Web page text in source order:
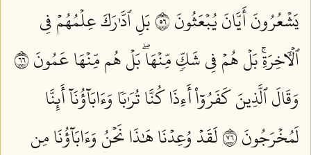
يَشۡعُرُونَ أَيَّانَ يُبۡعَثُونَ ٦٥
بَلِ ٱدَّٰرَكَ عِلۡمُهُمۡ فِي
ٱلۡأٓخِرَةِۚ بَلۡ هُمۡ فِي شَكّٖ مِّنۡهَاۖ بَلۡ هُم مِّنۡهَا عَمُونَ ٦٦
وَقَالَ ٱلَّذِينَ كَفَرُوٓاْ أَءِذَا كُنَّا تُرَٰبٗا وَءَابَآؤُنَآ أَئِنَّا
لَمُخۡرَجُونَ ٦٧
لَقَدۡ وُعِدۡنَا هَٰذَا نَحۡنُ وَءَابَآؤُنَا مِن